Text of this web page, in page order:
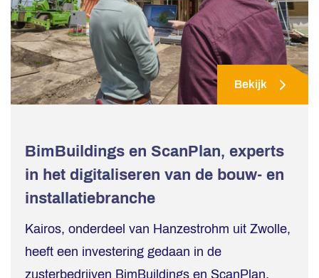
Bekijk
BimBuildings en ScanPlan, experts
in het digitaliseren van de bouw- en
installatiebranche
Kairos, onderdeel van Hanzestrohm uit Zwolle,
heeft een investering gedaan in de
zusterbedrijven BimBuildings en ScanPlan.